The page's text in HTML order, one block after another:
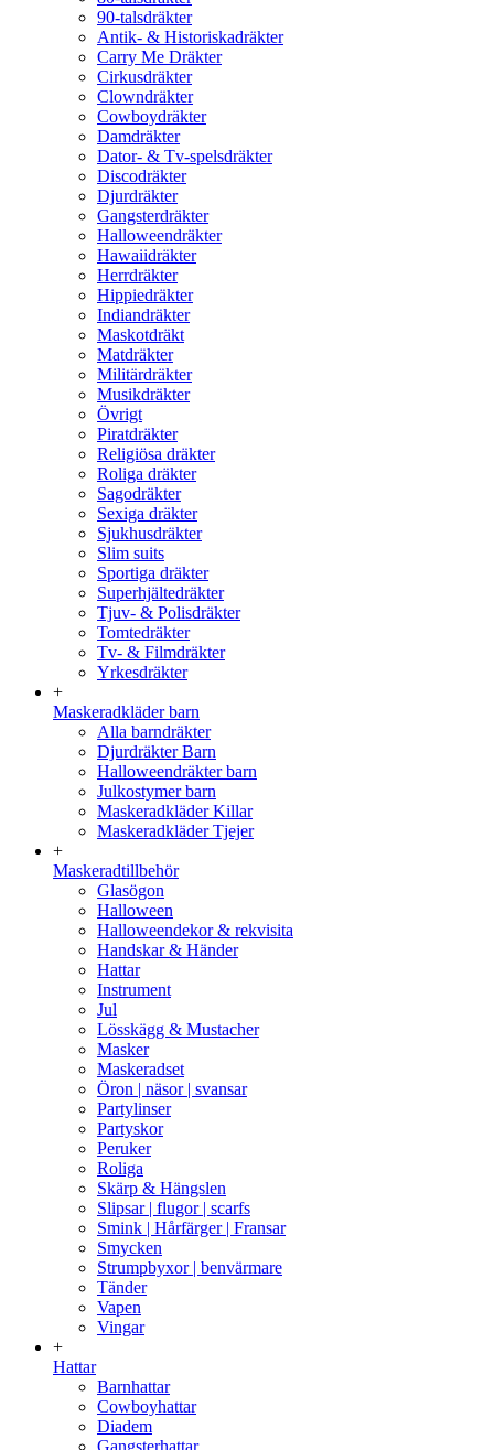
90-talsdräkter
Antik- & Historiskadräkter
Carry Me Dräkter
Cirkusdräkter
Clowndräkter
Cowboydräkter
Damdräkter
Dator- & Tv-spelsdräkter
Discodräkter
Djurdräkter
Gangsterdräkter
Halloweendräkter
Hawaiidräkter
Herrdräkter
Hippiedräkter
Indiandräkter
Maskotdräkt
Matdräkter
Militärdräkter
Musikdräkter
Övrigt
Piratdräkter
Religiösa dräkter
Roliga dräkter
Sagodräkter
Sexiga dräkter
Sjukhusdräkter
Slim suits
Sportiga dräkter
Superhjältedräkter
Tjuv- & Polisdräkter
Tomtedräkter
Tv- & Filmdräkter
Yrkesdräkter
+
Maskeradkläder barn
Alla barndräkter
Djurdräkter Barn
Halloweendräkter barn
Julkostymer barn
Maskeradkläder Killar
Maskeradkläder Tjejer
+
Maskeradtillbehör
Glasögon
Halloween
Halloweendekor & rekvisita
Handskar & Händer
Hattar
Instrument
Jul
Lösskägg & Mustacher
Masker
Maskeradset
Öron | näsor | svansar
Partylinser
Partyskor
Peruker
Roliga
Skärp & Hängslen
Slipsar | flugor | scarfs
Smink | Hårfärger | Fransar
Smycken
Strumpbyxor | benvärmare
Tänder
Vapen
Vingar
+
Hattar
Barnhattar
Cowboyhattar
Diadem
Gangsterhattar